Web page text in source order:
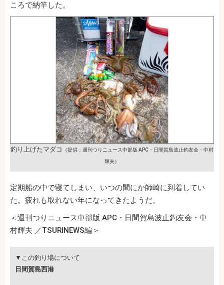
ころで納竿した。
釣り上げたマダコ （提供：週刊つりニュース中部版 APC・日間賀島波止釣友会・中村
輝夫）
定期船の中で寝てしまい、いつの間にか師崎に到着してい
た。疲れも取れない年になってきたようだ。
＜週刊つりニュース中部版 APC・日間賀島波止釣友会・中
村輝夫 ／TSURINEWS編＞
▼この釣り場について
日間賀島西港